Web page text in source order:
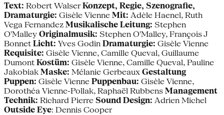
Text: Robert Walser Konzept, Regie, Szenografie,
Dramaturgie: Gisèle Vienne Mit: Adèle Haenel, Ruth
Vega Fernandez Musikalische Leitung: Stephen
O'Malley Originalmusik: Stephen O'Malley, François J
Bonnet Licht: Yves Godin Dramaturgie: Gisèle Vienne
Requisite: Gisèle Vienne, Camille Queval, Guillaume
Dumont Kostüm: Gisèle Vienne, Camille Queval, Pauline
Jakobiak Maske: Mélanie Gerbeaux Gestaltung
Puppen: Gisèle Vienne Puppenbau: Gisèle Vienne,
Dorothéa Vienne-Pollak, Raphaël Rubbens Management
Technik: Richard Pierre Sound Design: Adrien Michel
Outside Eye: Dennis Cooper